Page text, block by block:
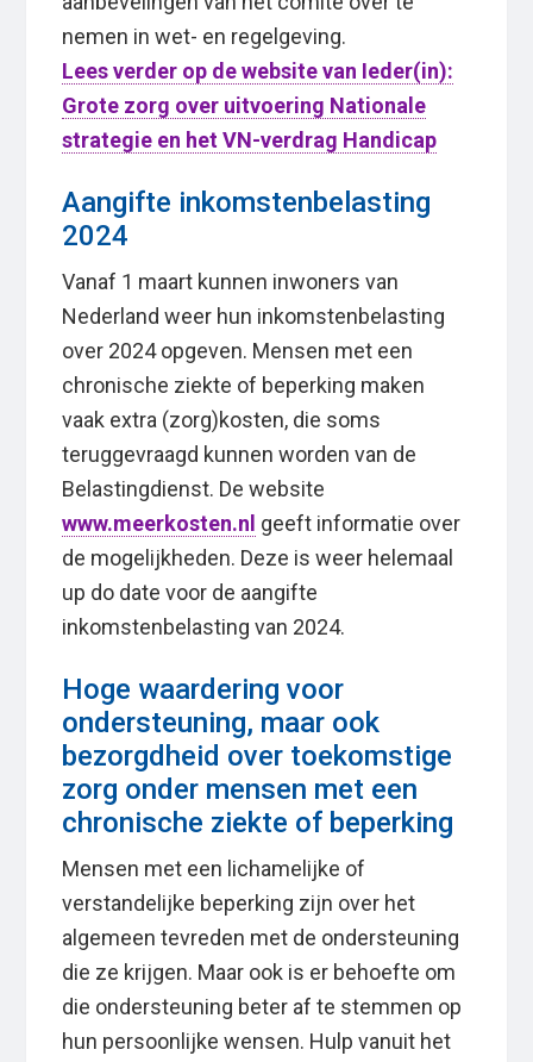
nemen in wet- en regelgeving.
Lees verder op de website van Ieder(in):
Grote zorg over uitvoering Nationale
strategie en het VN-verdrag Handicap
Aangifte inkomstenbelasting
2024
Vanaf 1 maart kunnen inwoners van
Nederland weer hun inkomstenbelasting
over 2024 opgeven. Mensen met een
chronische ziekte of beperking maken
vaak extra (zorg)kosten, die soms
teruggevraagd kunnen worden van de
Belastingdienst. De website
www.meerkosten.nl geeft informatie over
de mogelijkheden. Deze is weer helemaal
up do date voor de aangifte
inkomstenbelasting van 2024.
Hoge waardering voor
ondersteuning, maar ook
bezorgdheid over toekomstige
zorg onder mensen met een
chronische ziekte of beperking
Mensen met een lichamelijke of
verstandelijke beperking zijn over het
algemeen tevreden met de ondersteuning
die ze krijgen. Maar ook is er behoefte om
die ondersteuning beter af te stemmen op
hun persoonlijke wensen. Hulp vanuit het